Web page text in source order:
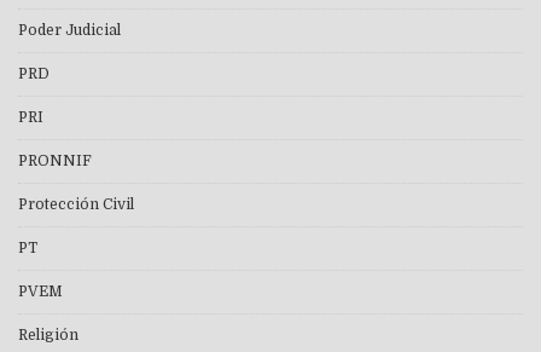
Poder Judicial
PRD
PRI
PRONNIF
Protección Civil
PT
PVEM
Religión